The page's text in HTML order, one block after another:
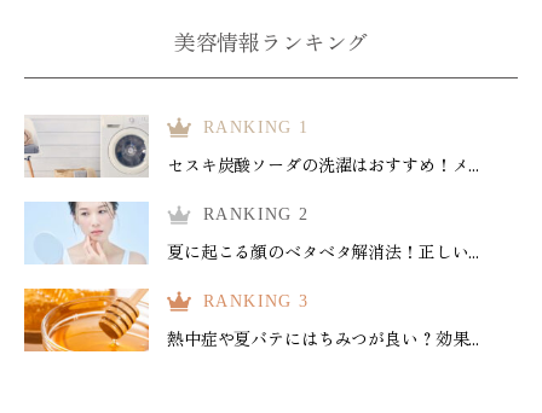
美容情報ランキング
RANKING 1
セスキ炭酸ソーダの洗濯はおすすめ！メ...
RANKING 2
夏に起こる顔のベタベタ解消法！正しい...
RANKING 3
熱中症や夏バテにはちみつが良い？効果...